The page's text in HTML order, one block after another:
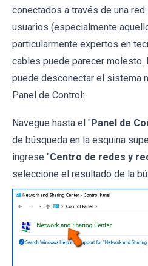
conectados a través de una
usuarios (especialmente
particularmente expertos en
cables puede parecer molesto.
puede desconectar el sistema
Panel de Control:
Navegue hasta el "Panel de
de búsqueda en la esquina
ingrese "Centro de redes y
seleccione el resultado de la